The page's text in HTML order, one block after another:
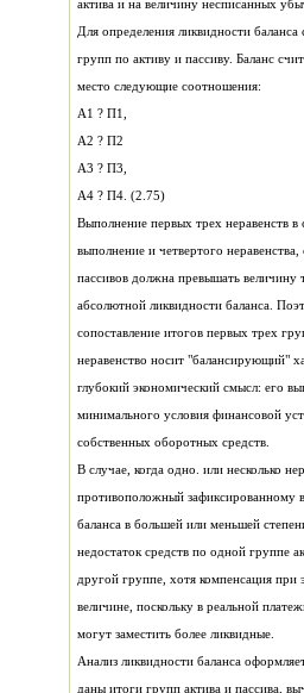
актива и на величину несписанных
Для определения ликвидности
групп по активу и пассиву. Баланс
место следующие соотношения:
А1 ? П1,
А2 ? П2
А3 ? П3,
А4 ? П4. (2.75)
выполнение и четвертого
пассивов должна превышать величину
абсолютной ликвидности баланса.
сопоставление итогов первых трех
неравенство носит "балансирующий"
глубокий экономический смысл: его
минимального условия финансовой
собственных оборотных средств.
В случае, когда одно. или несколько
противоположный зафиксированному
баланса в большей или меньшей
недостаток средств по одной группе
другой группе, хотя компенсация
величине, поскольку в реальной
могут заместить более ликвидные.
Анализ ликвидности баланса